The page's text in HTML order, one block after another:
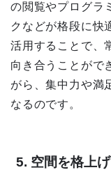
の閲覧やプログラ
クなどが格段に快
活用することで、
向き合うことがで
がら、集中力や満
なるのです。
5. 空間を格上